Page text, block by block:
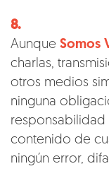
8.
Aunque Somos
charlas,
otros medios
ninguna
contenido de
ningún error,